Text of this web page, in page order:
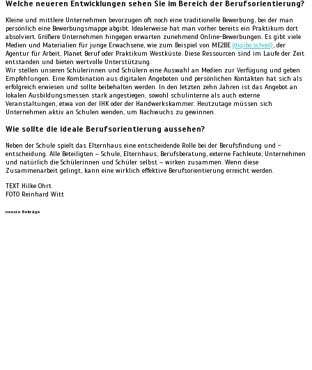
Welche neueren Entwicklungen sehen Sie im Bereich der Berufsorientierung?
Kleine und mittlere Unternehmen bevorzugen oft noch eine traditionelle Bewerbung, bei der man
persönlich eine Bewerbungsmappe abgibt. Idealerweise hat man vorher bereits ein Praktikum dort
absolviert. Größere Unternehmen hingegen erwarten zunehmend Online-Bewerbungen. Es gibt viele
Medien und Materialien für junge Erwachsene, wie zum Beispiel von ME2BE (digibo.school), der
Agentur für Arbeit, Planet Beruf oder Praktikum Westküste. Diese Ressourcen sind im Laufe der Zeit
entstanden und bieten wertvolle Unterstützung.
Wir stellen unseren Schülerinnen und Schülern eine Auswahl an Medien zur Verfügung und geben
Empfehlungen. Eine Kombination aus digitalen Angeboten und persönlichen Kontakten hat sich als
erfolgreich erwiesen und sollte beibehalten werden. In den letzten zehn Jahren ist das Angebot an
lokalen Ausbildungsmessen stark angestiegen, sowohl schulinterne als auch externe
Veranstaltungen, etwa von der IHK oder der Handwerkskammer. Heutzutage müssen sich
Unternehmen aktiv an Schulen wenden, um Nachwuchs zu gewinnen.
Wie sollte die ideale Berufsorientierung aussehen?
Neben der Schule spielt das Elternhaus eine entscheidende Rolle bei der Berufsfindung und -
entscheidung. Alle Beteiligten – Schule, Elternhaus, Berufsberatung, externe Fachleute, Unternehmen
und natürlich die Schülerinnen und Schüler selbst – wirken zusammen. Wenn diese
Zusammenarbeit gelingt, kann eine wirklich effektive Berufsorientierung erreicht werden.
TEXT Hilke Ohrt
FOTO Reinhard Witt
neuste Beiträge